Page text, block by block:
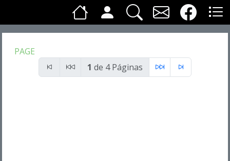
PAGE
1 de 4 Páginas